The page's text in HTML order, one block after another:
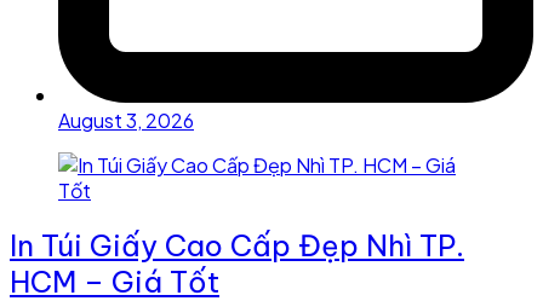
August 3, 2026
In Túi Giấy Cao Cấp Đẹp Nhì TP.
HCM – Giá Tốt